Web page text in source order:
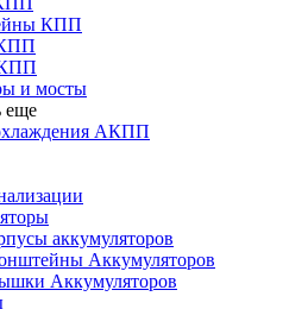
КПП
и мосты
еще
АКПП
аккумуляторов
Аккумуляторов
Аккумуляторов